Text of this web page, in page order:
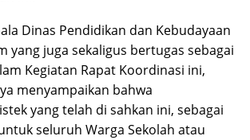
Dinas Pendidikan dan Kebudayaan
yang juga sekaligus bertugas sebagai
Kegiatan Rapat Koordinasi ini,
menyampaikan bahwa
yang telah di sahkan ini, sebagai
seluruh Warga Sekolah atau